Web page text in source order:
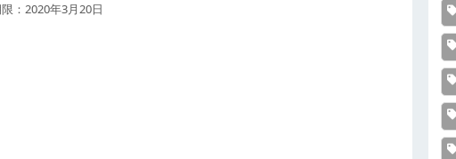
：2020年3月20日